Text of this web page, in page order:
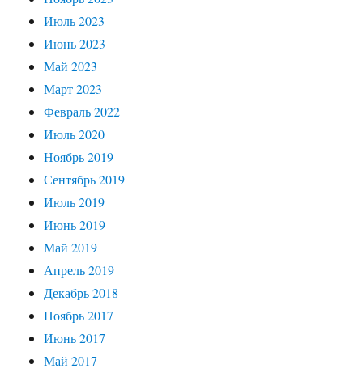
Июль 2023
Июнь 2023
Май 2023
Март 2023
Февраль 2022
Июль 2020
Ноябрь 2019
Сентябрь 2019
Июль 2019
Июнь 2019
Май 2019
Апрель 2019
Декабрь 2018
Ноябрь 2017
Июнь 2017
Май 2017